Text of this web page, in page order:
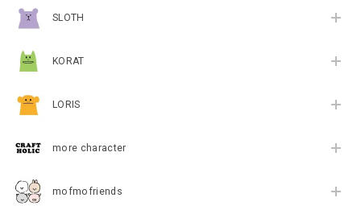
SLOTH
KORAT
LORIS
more character
mofmofriends